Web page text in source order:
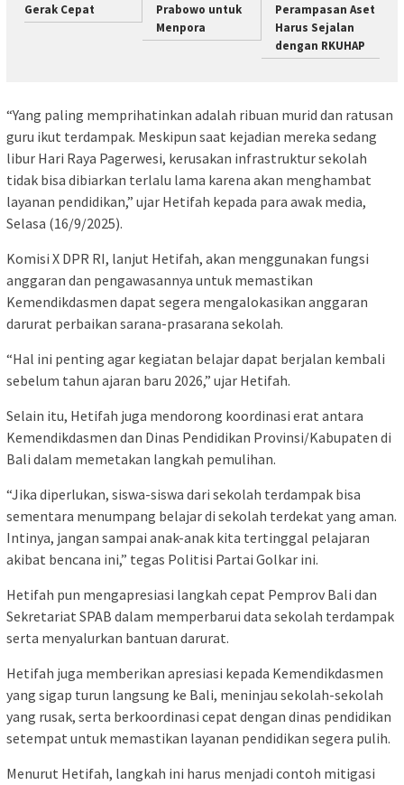
Gerak Cepat
Prabowo untuk
Menpora
Perampasan Aset
Harus Sejalan
dengan RKUHAP
“Yang paling memprihatinkan adalah ribuan murid dan ratusan
guru ikut terdampak. Meskipun saat kejadian mereka sedang
libur Hari Raya Pagerwesi, kerusakan infrastruktur sekolah
tidak bisa dibiarkan terlalu lama karena akan menghambat
layanan pendidikan,” ujar Hetifah kepada para awak media,
Selasa (16/9/2025).
Komisi X DPR RI, lanjut Hetifah, akan menggunakan fungsi
anggaran dan pengawasannya untuk memastikan
Kemendikdasmen dapat segera mengalokasikan anggaran
darurat perbaikan sarana-prasarana sekolah.
“Hal ini penting agar kegiatan belajar dapat berjalan kembali
sebelum tahun ajaran baru 2026,” ujar Hetifah.
Selain itu, Hetifah juga mendorong koordinasi erat antara
Kemendikdasmen dan Dinas Pendidikan Provinsi/Kabupaten di
Bali dalam memetakan langkah pemulihan.
“Jika diperlukan, siswa-siswa dari sekolah terdampak bisa
sementara menumpang belajar di sekolah terdekat yang aman.
Intinya, jangan sampai anak-anak kita tertinggal pelajaran
akibat bencana ini,” tegas Politisi Partai Golkar ini.
Hetifah pun mengapresiasi langkah cepat Pemprov Bali dan
Sekretariat SPAB dalam memperbarui data sekolah terdampak
serta menyalurkan bantuan darurat.
Hetifah juga memberikan apresiasi kepada Kemendikdasmen
yang sigap turun langsung ke Bali, meninjau sekolah-sekolah
yang rusak, serta berkoordinasi cepat dengan dinas pendidikan
setempat untuk memastikan layanan pendidikan segera pulih.
Menurut Hetifah, langkah ini harus menjadi contoh mitigasi